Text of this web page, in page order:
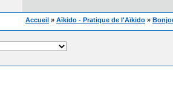
Accueil » Aïkido - Pratique de l'Aïkido »